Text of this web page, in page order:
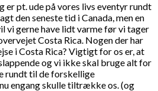
er pt. ude på vores livs eventyr rundt
den seneste tid i Canada, men en
vi gerne have lidt varme før vi tager
Costa Rica. Nogen der har
i Costa Rica? Vigtigt for os er, at
og vi ikke skal bruge alt for
rundt til de forskellige
engang skulle tiltrække os. (og